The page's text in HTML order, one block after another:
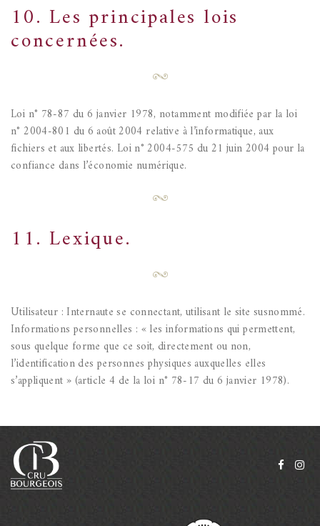
10. Les principales lois
concernées.
Loi n° 78-87 du 6 janvier 1978, notamment modifiée par la loi
n° 2004-801 du 6 août 2004 relative à l’informatique, aux
fichiers et aux libertés. Loi n° 2004-575 du 21 juin 2004 pour la
confiance dans l’économie numérique.
11. Lexique.
Utilisateur : Internaute se connectant, utilisant le site susnommé.
Informations personnelles : « les informations qui permettent,
sous quelque forme que ce soit, directement ou non,
l’identification des personnes physiques auxquelles elles
s’appliquent » (article 4 de la loi n° 78-17 du 6 janvier 1978).